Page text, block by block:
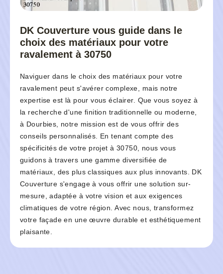
DK Couverture vous guide dans le
choix des matériaux pour votre
ravalement à 30750
Naviguer dans le choix des matériaux pour votre
ravalement peut s'avérer complexe, mais notre
expertise est là pour vous éclairer. Que vous soyez à
la recherche d'une finition traditionnelle ou moderne,
à Dourbies, notre mission est de vous offrir des
conseils personnalisés. En tenant compte des
spécificités de votre projet à 30750, nous vous
guidons à travers une gamme diversifiée de
matériaux, des plus classiques aux plus innovants. DK
Couverture s'engage à vous offrir une solution sur-
mesure, adaptée à votre vision et aux exigences
climatiques de votre région. Avec nous, transformez
votre façade en une œuvre durable et esthétiquement
plaisante.